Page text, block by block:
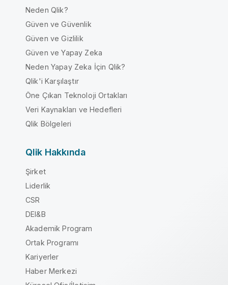
Neden Qlik?
Güven ve Güvenlik
Güven ve Gizlilik
Güven ve Yapay Zeka
Neden Yapay Zeka İçin Qlik?
Qlik'i Karşılaştır
Öne Çıkan Teknoloji Ortakları
Veri Kaynakları ve Hedefleri
Qlik Bölgeleri
Qlik Hakkında
Şirket
Liderlik
CSR
DEI&B
Akademik Program
Ortak Programı
Kariyerler
Haber Merkezi